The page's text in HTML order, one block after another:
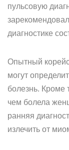
пульсовую
диагностике
Опытный
могут
болезнь. Кроме
чем болела
ранняя
излечить от